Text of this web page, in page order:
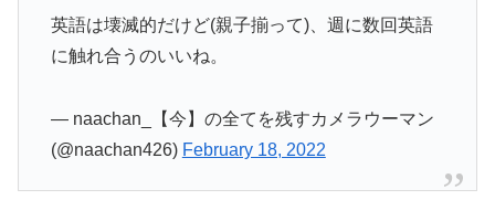
英語は壊滅的だけど(親子揃って)、週に数回英語
に触れ合うのいいね。
— naachan_【今】の全てを残すカメラウーマン
(@naachan426) February 18, 2022